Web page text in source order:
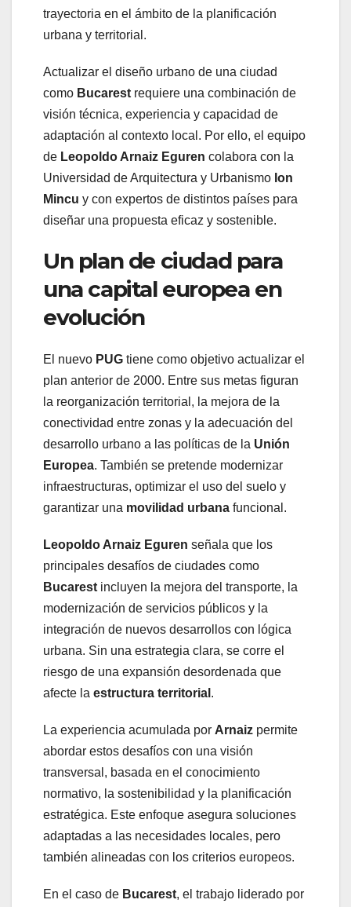
trayectoria en el ámbito de la planificación
urbana y territorial.
Actualizar el diseño urbano de una ciudad
como Bucarest requiere una combinación de
visión técnica, experiencia y capacidad de
adaptación al contexto local. Por ello, el equipo
de Leopoldo Arnaiz Eguren colabora con la
Universidad de Arquitectura y Urbanismo Ion
Mincu y con expertos de distintos países para
diseñar una propuesta eficaz y sostenible.
Un plan de ciudad para
una capital europea en
evolución
El nuevo PUG tiene como objetivo actualizar el
plan anterior de 2000. Entre sus metas figuran
la reorganización territorial, la mejora de la
conectividad entre zonas y la adecuación del
desarrollo urbano a las políticas de la Unión
Europea. También se pretende modernizar
infraestructuras, optimizar el uso del suelo y
garantizar una movilidad urbana funcional.
Leopoldo Arnaiz Eguren señala que los
principales desafíos de ciudades como
Bucarest incluyen la mejora del transporte, la
modernización de servicios públicos y la
integración de nuevos desarrollos con lógica
urbana. Sin una estrategia clara, se corre el
riesgo de una expansión desordenada que
afecte la estructura territorial .
La experiencia acumulada por Arnaiz permite
abordar estos desafíos con una visión
transversal, basada en el conocimiento
normativo, la sostenibilidad y la planificación
estratégica. Este enfoque asegura soluciones
adaptadas a las necesidades locales, pero
también alineadas con los criterios europeos.
En el caso de Bucarest, el trabajo liderado por